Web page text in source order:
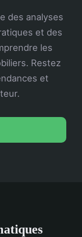
des analyses
et des
les
Restez
et